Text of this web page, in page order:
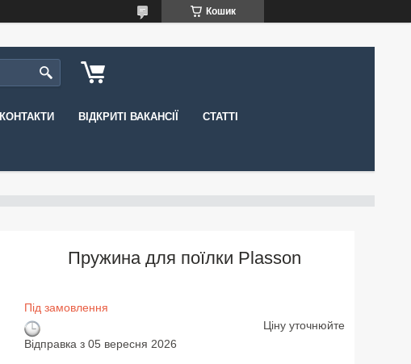
Кошик
КОНТАКТИ ВІДКРИТІ ВАКАНСІЇ СТАТТІ
Пружина для поїлки Plasson
Під замовлення
Відправка з 05 вересня 2026
Ціну уточнюйте